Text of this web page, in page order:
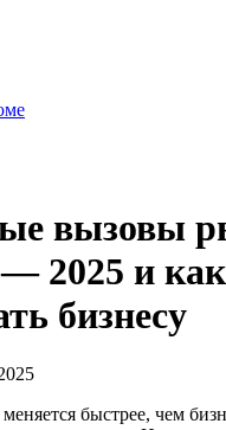
вызовы
2025 и
бизнесу
быстрее, чем